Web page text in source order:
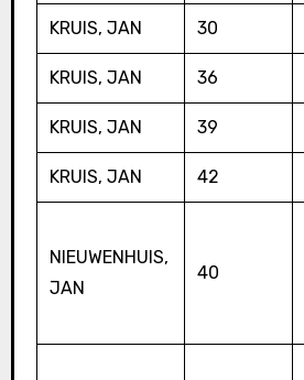
KRUIS, JAN 30
KRUIS, JAN 36
KRUIS, JAN 39
KRUIS, JAN 42
NIEUWENHUIS,
JAN
40